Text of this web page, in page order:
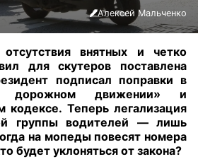
Алексей Мальченко
внятных и четко
для скутеров поставлена
подписал поправки в
движении» и
кодексе. Теперь легализация
группы водителей — лишь
на мопеды повесят номера
будет уклоняться от закона?